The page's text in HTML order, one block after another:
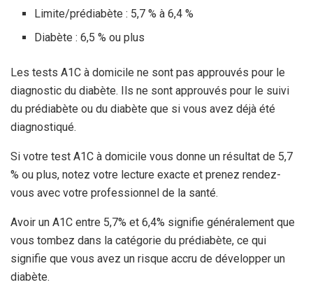
Limite/prédiabète : 5,7 % à 6,4 %
Diabète : 6,5 % ou plus
Les tests A1C à domicile ne sont pas approuvés pour le
diagnostic du diabète. Ils ne sont approuvés pour le suivi
du prédiabète ou du diabète que si vous avez déjà été
diagnostiqué.
Si votre test A1C à domicile vous donne un résultat de 5,7
% ou plus, notez votre lecture exacte et prenez rendez-
vous avec votre professionnel de la santé.
Avoir un A1C entre 5,7% et 6,4% signifie généralement que
vous tombez dans la catégorie du prédiabète, ce qui
signifie que vous avez un risque accru de développer un
diabète.